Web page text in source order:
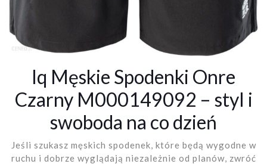
Iq Męskie Spodenki Onre
Czarny M000149092 – styl i
swoboda na co dzień
Jeśli szukasz męskich spodenek, które będą wygodne w
ruchu i dobrze wyglądają niezależnie od planów, zwróć